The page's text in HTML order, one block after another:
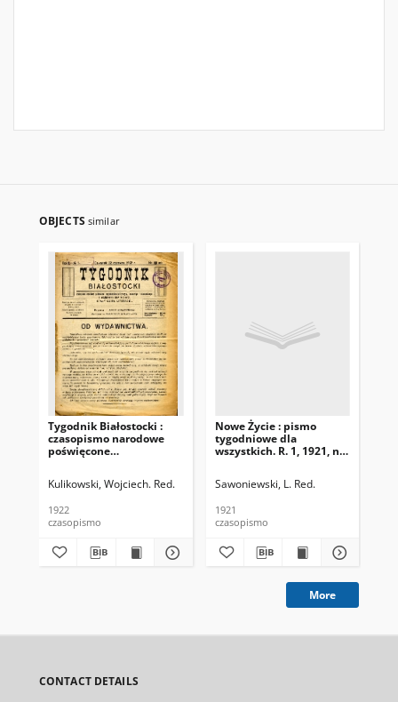
OBJECTS similar
Tygodnik Białostocki :
czasopismo narodowe
poświęcone
i ekonomicznym z
miejscowych. 1922 R. 1
Nr 1
Kulikowski, Wojciech. Red.
1922
czasopismo
Nowe Życie : pismo
tygodniowe dla
wszystkich. R. 1, 1921, nr
Sawoniewski, L. Red.
1921
czasopismo
More
CONTACT DETAILS